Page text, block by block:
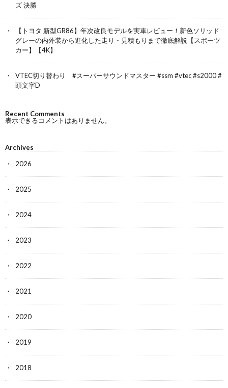
ズ 決勝
【トヨタ 新型GR86】年次改良モデルを実車レビュー！新色ソリッド
グレーの内外装から進化した走り・見積もりまで徹底解説【スポーツ
カー】【4K】
VTEC切り替わり #スーパーサウンドマスター #ssm #vtec #s2000 #
頭文字D
Recent Comments
表示できるコメントはありません。
Archives
2026
2025
2024
2023
2022
2021
2020
2019
2018